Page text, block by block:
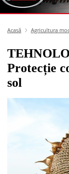
Acasă Agricultura
Protecție
sol